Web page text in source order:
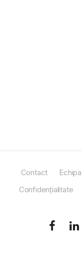
Contact
Confidențialitate